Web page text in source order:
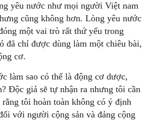
yêu nước như mọi người Việt nam
cũng không hơn. Lòng yêu nước
một vai trò rất thứ yếu trong
đã chỉ được dùng làm một chiêu bài,
cơ.
làm sao có thể là động cơ dược,
Độc giả sẽ tự nhận ra nhưng tôi cần
tôi hoàn toàn không có ý định
với người cộng sản và đảng cộng